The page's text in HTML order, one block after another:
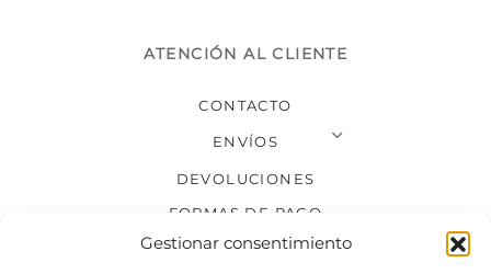
Gestionar consentimiento
ATENCIÓN AL CLIENTE
CONTACTO
ENVÍOS
DEVOLUCIONES
FORMAS DE PAGO